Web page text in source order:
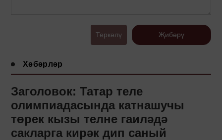
Теркәлү Җибәрү
Хәбәрләр
Заголовок: Татар теле
олимпиадасында катнашучы
төрек кызы телне гаиләдә
сакларга кирәк дип саный